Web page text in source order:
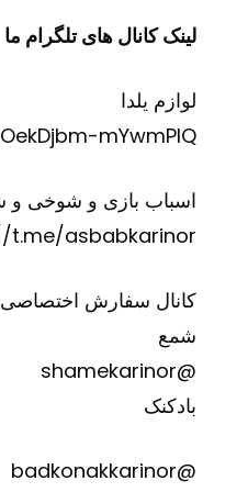
لینک کانال های تلگرام ما
لوازم یلدا
mYwmPIQ
اسباب بازی و شوخی و
t.me/asbabkarinor
کانال سفارش اختصاصی
شمع
@shamekarinor
بادکنک
@badkonakkarinor